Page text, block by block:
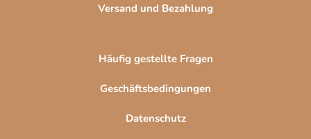
Versand und Bezahlung
Häufig gestellte Fragen
Geschäftsbedingungen
Datenschutz